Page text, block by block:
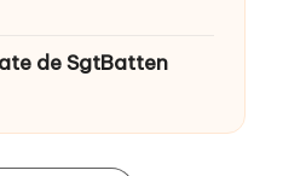
de SgtBatten